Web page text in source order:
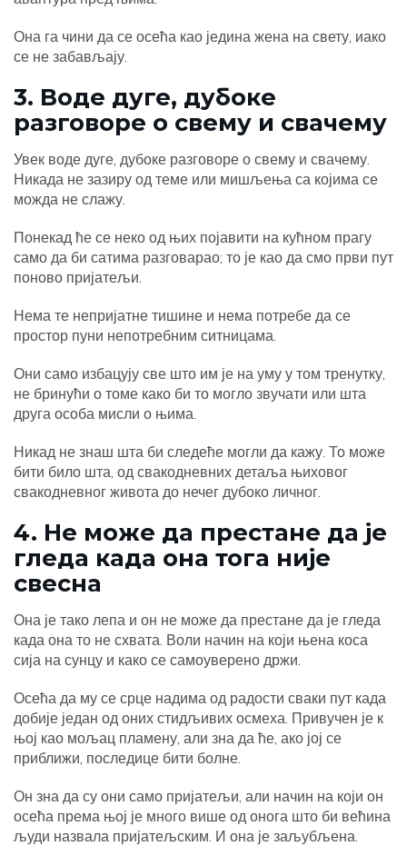
Она га чини да се осећа као једина жена на свету, иако
се не забављају.
3. Воде дуге, дубоке
разговоре о свему и свачему
Увек воде дуге, дубоке разговоре о свему и свачему.
Никада не зазиру од теме или мишљења са којима се
можда не слажу.
Понекад ће се неко од њих појавити на кућном прагу
само да би сатима разговарао; то је као да смо први пут
поново пријатељи.
Нема те непријатне тишине и нема потребе да се
простор пуни непотребним ситницама.
Они само избацују све што им је на уму у том тренутку,
не бринући о томе како би то могло звучати или шта
друга особа мисли о њима.
Никад не знаш шта би следеће могли да кажу. То може
бити било шта, од свакодневних детаља њиховог
свакодневног живота до нечег дубоко личног.
4. Не може да престане да је
гледа када она тога није
свесна
Она је тако лепа и он не може да престане да је гледа
када она то не схвата. Воли начин на који њена коса
сија на сунцу и како се самоуверено држи.
Осећа да му се срце надима од радости сваки пут када
добије један од оних стидљивих осмеха. Привучен је к
њој као мољац пламену, али зна да ће, ако јој се
приближи, последице бити болне.
Он зна да су они само пријатељи, али начин на који он
осећа према њој је много више од онога што би већина
људи назвала пријатељским. И она је заљубљена.